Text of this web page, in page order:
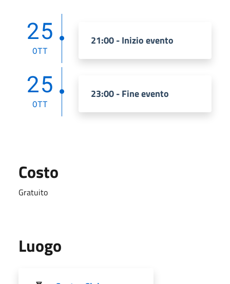
25
OTT
21:00 - Inizio evento
25
OTT
23:00 - Fine evento
Costo
Gratuito
Luogo